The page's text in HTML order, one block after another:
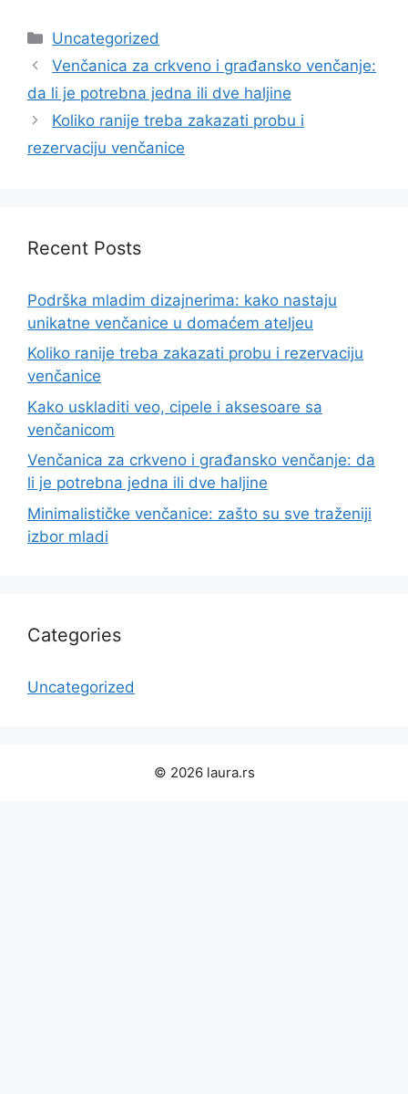
Categories
Uncategorized
Venčanica za crkveno i građansko venčanje:
da li je potrebna jedna ili dve haljine
Koliko ranije treba zakazati probu i
rezervaciju venčanice
Recent Posts
Podrška mladim dizajnerima: kako nastaju
unikatne venčanice u domaćem ateljeu
Koliko ranije treba zakazati probu i rezervaciju
venčanice
Kako uskladiti veo, cipele i aksesoare sa
venčanicom
Venčanica za crkveno i građansko venčanje: da
li je potrebna jedna ili dve haljine
Minimalističke venčanice: zašto su sve traženiji
izbor mladi
Categories
Uncategorized
© 2026 laura.rs